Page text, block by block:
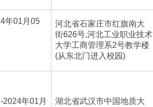
年01月05
河北省石家庄市红旗南大
街626号,河北工业职业技术
大学工商管理系2号教学楼
(从东北门进入校园)
年01月
湖北省武汉市中国地质大